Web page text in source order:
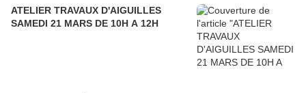
ATELIER TRAVAUX D'AIGUILLES
SAMEDI 21 MARS DE 10H A 12H